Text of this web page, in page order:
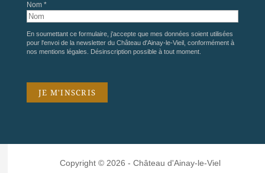
Nom *
En soumettant ce formulaire, j'accepte que mes données soient utilisées
pour l'envoi de la newsletter du Château d'Ainay-le-Vieil, conformément à
nos mentions légales . Désinscription possible à tout moment.
Copyright © 2026 - Château d'Ainay-le-Viel